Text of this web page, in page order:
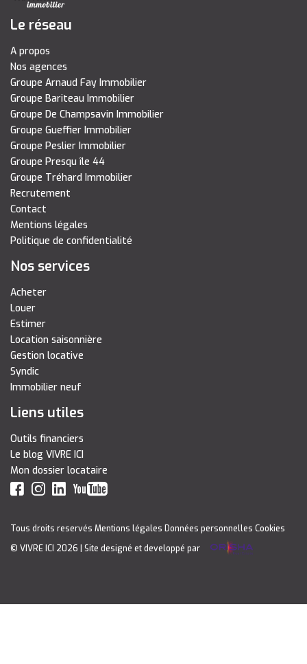
Le réseau
A propos
Nos agences
Groupe Arnaud Fay Immobilier
Groupe Bariteau Immobilier
Groupe De Champsavin Immobilier
Groupe Gueffier Immobilier
Groupe Peslier Immobilier
Groupe Presqu île 44
Groupe Tréhard Immobilier
Recrutement
Contact
Mentions légales
Politique de confidentialité
Nos services
Acheter
Louer
Estimer
Location saisonnière
Gestion locative
Syndic
Immobilier neuf
Liens utiles
Outils financiers
Le blog VIVRE ICI
Mon dossier locataire
Tous droits reservés Mentions légales Données personnelles Cookies
© VIVRE ICI 2026
| Site designé et developpé par